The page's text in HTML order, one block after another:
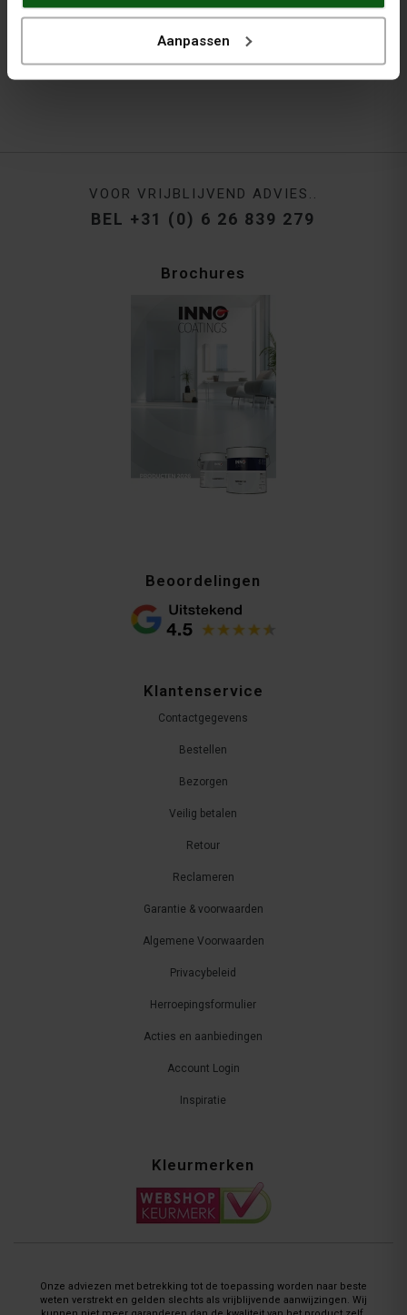
Aanpassen
VOOR VRIJBLIJVEND ADVIES..
BEL +31 (0) 6 26 839 279
Brochures
Beoordelingen
Klantenservice
Contactgegevens
Bestellen
Bezorgen
Veilig betalen
Retour
Reclameren
Garantie & voorwaarden
Algemene Voorwaarden
Privacybeleid
Herroepingsformulier
Acties en aanbiedingen
Account Login
Inspiratie
Kleurmerken
Onze adviezen met betrekking tot de toepassing worden naar beste
weten verstrekt en gelden slechts als vrijblijvende aanwijzingen. Wij